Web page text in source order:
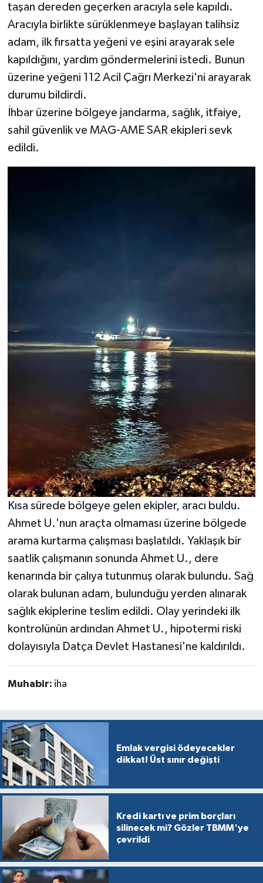
taşan dereden geçerken aracıyla sele kapıldı.
Aracıyla birlikte sürüklenmeye başlayan talihsiz
adam, ilk fırsatta yeğeni ve eşini arayarak sele
kapıldığını, yardım göndermelerini istedi. Bunun
üzerine yeğeni 112 Acil Çağrı Merkezi'ni arayarak
durumu bildirdi.
İhbar üzerine bölgeye jandarma, sağlık, itfaiye,
sahil güvenlik ve MAG-AME SAR ekipleri sevk
edildi.
Kısa sürede bölgeye gelen ekipler, aracı buldu.
Ahmet U.'nun araçta olmaması üzerine bölgede
arama kurtarma çalışması başlatıldı. Yaklaşık bir
saatlik çalışmanın sonunda Ahmet U., dere
kenarında bir çalıya tutunmuş olarak bulundu. Sağ
olarak bulunan adam, bulunduğu yerden alınarak
sağlık ekiplerine teslim edildi. Olay yerindeki ilk
kontrolünün ardından Ahmet U., hipotermi riski
dolayısıyla Datça Devlet Hastanesi'ne kaldırıldı.
Muhabir: iha
Emlak vergisi ödeyecekler
dikkat! Üst sınır değişti
Kredi kartı ve prim borçları
silinecek mi? Gözler TBMM'ye
çevrildi